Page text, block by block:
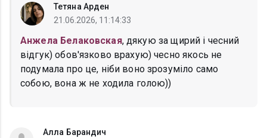
Тетяна Арден
21.06.2026, 11:14:33
Анжела Белаковская, дякую за щирий і чесний
відгук) обов'язково врахую) чесно якось не
подумала про це, ніби воно зрозуміло само
собою, вона ж не ходила голою))
Алла Барандич